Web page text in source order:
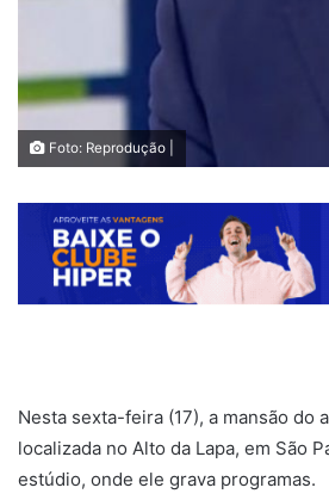
Foto: Reprodução |
Nesta sexta-feira (17), a mansão
localizada no Alto da Lapa, em São
estúdio, onde ele grava programas.